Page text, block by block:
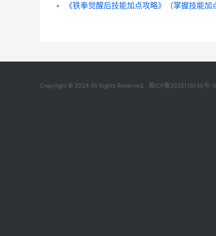
Copyright © 2024 All Rights Reserved. 冀ICP备2025118140号-5